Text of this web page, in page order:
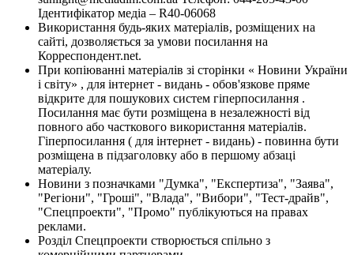
Ідентифікатор медіа – R40-06068
Використання будь-яких матеріалів, розміщених на
сайті, дозволяється за умови посилання на
Корреспондент.net.
При копіюванні матеріалів зі сторінки « Новини України
і світу» , для інтернет - видань - обов'язкове пряме
відкрите для пошукових систем гіперпосилання .
Посилання має бути розміщена в незалежності від
повного або часткового використання матеріалів.
Гіперпосилання ( для інтернет - видань) - повинна бути
розміщена в підзаголовку або в першому абзаці
матеріалу.
Новини з позначками "Думка", "Експертиза", "Заява",
"Регіони", "Гроші", "Влада", "Вибори", "Тест-драйв",
"Спецпроекти", "Промо" публікуються на правах
реклами.
Розділ Спецпроекти створюється спільно з